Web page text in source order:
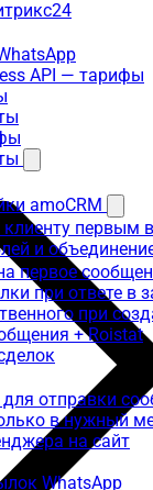
API — тарифы
amoCRM
первым
и
первое
при ответе в
при
+ Roistat
отправки
в нужный
на сайт
WhatsApp